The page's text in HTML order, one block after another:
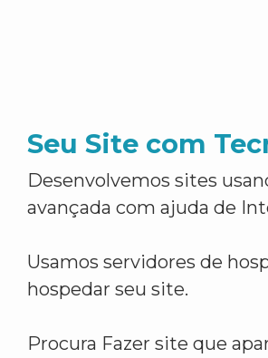
Seu Site com
Desenvolvemos sites
avançada com ajuda de
Usamos servidores de
hospedar seu site.
Procura Fazer site que